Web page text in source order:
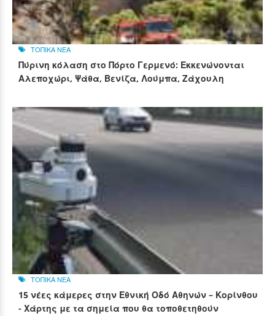
ΤΟΠΙΚΑ ΝΕΑ
Πύρινη κόλαση στο Πόρτο Γερμενό: Εκκενώνονται
Αλεποχώρι, Ψάθα, Βενίζα, Λούμπα, Ζάχουλη
ΤΟΠΙΚΑ ΝΕΑ
15 νέες κάμερες στην Εθνική Οδό Αθηνών – Κορίνθου
- Χάρτης με τα σημεία που θα τοποθετηθούν